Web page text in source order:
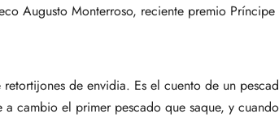
Augusto Monterroso, reciente premio Príncipe
de envidia. Es el cuento de un
cambio el primer pescado que saque, y